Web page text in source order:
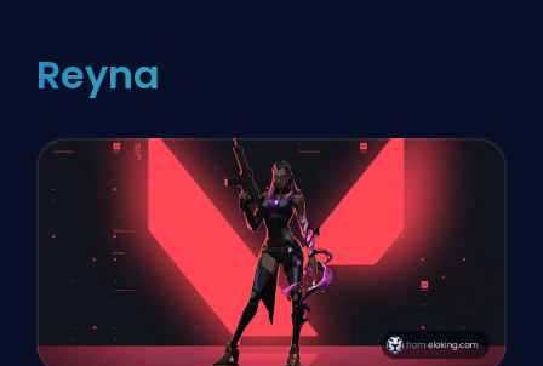
Reyna